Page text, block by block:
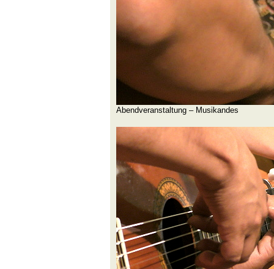
Abendveranstaltung – Musikandes